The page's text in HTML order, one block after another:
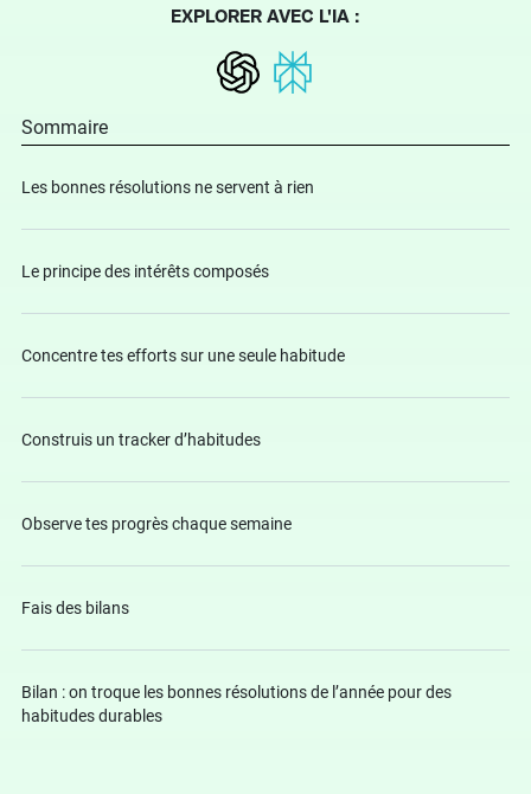
EXPLORER AVEC L'IA :
Sommaire
Les bonnes résolutions ne servent à rien
Le principe des intérêts composés
Concentre tes efforts sur une seule habitude
Construis un tracker d’habitudes
Observe tes progrès chaque semaine
Fais des bilans
Bilan : on troque les bonnes résolutions de l’année pour des
habitudes durables